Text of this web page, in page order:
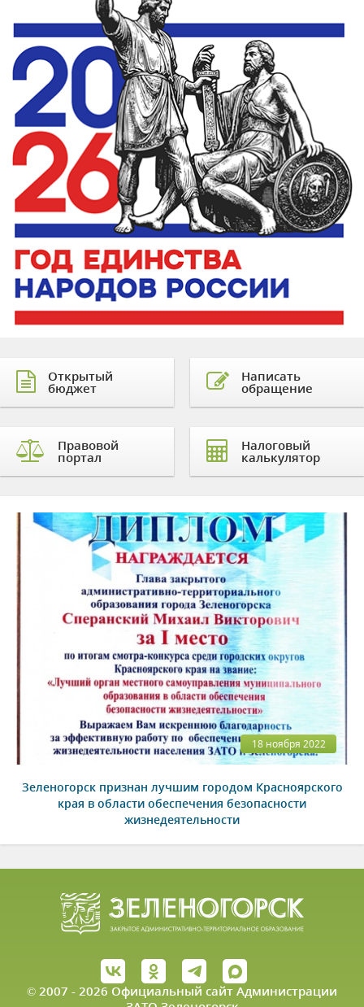
Открытый
бюджет
Правовой
портал
Написать
обращение
Налоговый
калькулятор
18 ноября 2022
Зеленогорск признан лучшим городом Красноярского
края в области обеспечения безопасности
жизнедеятельности
© 2007 - 2026 Официальный сайт Администрации